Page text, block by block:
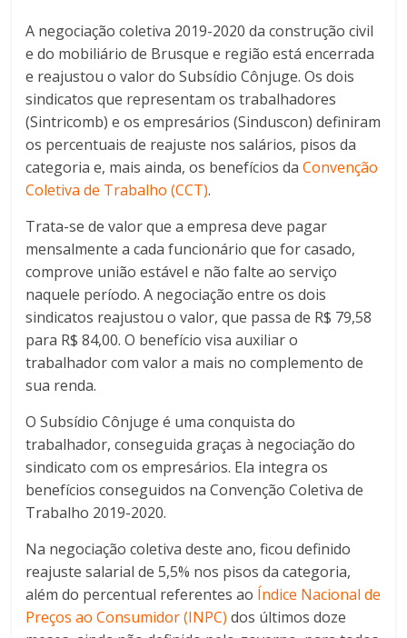
A negociação coletiva 2019-2020 da construção civil
e do mobiliário de Brusque e região está encerrada
e reajustou o valor do Subsídio Cônjuge. Os dois
sindicatos que representam os trabalhadores
(Sintricomb) e os empresários (Sinduscon) definiram
os percentuais de reajuste nos salários, pisos da
categoria e, mais ainda, os benefícios daConvenção
Coletiva de Trabalho (CCT).
Trata-se de valor que a empresa deve pagar
mensalmente a cada funcionário que for casado,
comprove união estável e não falte ao serviço
naquele período. A negociação entre os dois
sindicatos reajustou o valor, que passa de R$ 79,58
para R$ 84,00. O benefício visa auxiliar o
trabalhador com valor a mais no complemento de
sua renda.
O Subsídio Cônjuge é uma conquista do
trabalhador, conseguida graças à negociação do
sindicato com os empresários. Ela integra os
benefícios conseguidos na Convenção Coletiva de
Trabalho 2019-2020.
Na negociação coletiva deste ano, ficou definido
reajuste salarial de 5,5% nos pisos da categoria,
além do percentual referentes ao Índice Nacional de
Preços ao Consumidor (INPC)dos últimos doze